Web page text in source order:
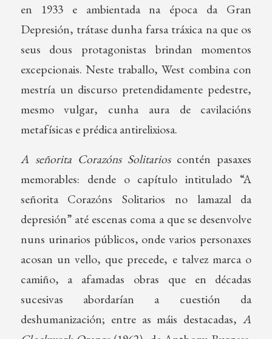
en 1933 e ambientada na época da Gran
Depresión, trátase dunha farsa tráxica na que os
seus dous protagonistas brindan momentos
excepcionais. Neste traballo, West combina con
mestría un discurso pretendidamente pedestre,
mesmo vulgar, cunha aura de cavilacións
metafísicas e prédica antirelixiosa.
A señorita Corazóns Solitarioscontén pasaxes
memorables: dende o capítulo intitulado “A
señorita Corazóns Solitarios no lamazal da
depresión” até escenas coma a que se desenvolve
nuns urinarios públicos, onde varios personaxes
acosan un vello, que precede, e talvez marca o
camiño, a afamadas obras que en décadas
sucesivas abordarían a cuestión da
deshumanización; entre as máis destacadas,A